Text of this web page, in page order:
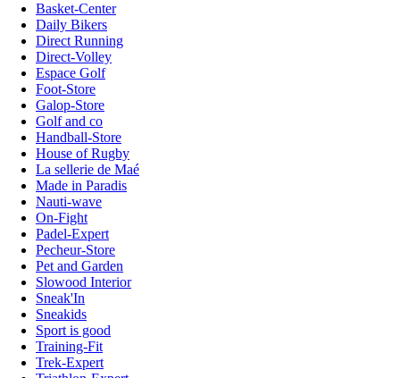
Basket-Center
Daily Bikers
Direct Running
Direct-Volley
Espace Golf
Foot-Store
Galop-Store
Golf and co
Handball-Store
House of Rugby
La sellerie de Maé
Made in Paradis
Nauti-wave
On-Fight
Padel-Expert
Pecheur-Store
Pet and Garden
Slowood Interior
Sneak'In
Sneakids
Sport is good
Training-Fit
Trek-Expert